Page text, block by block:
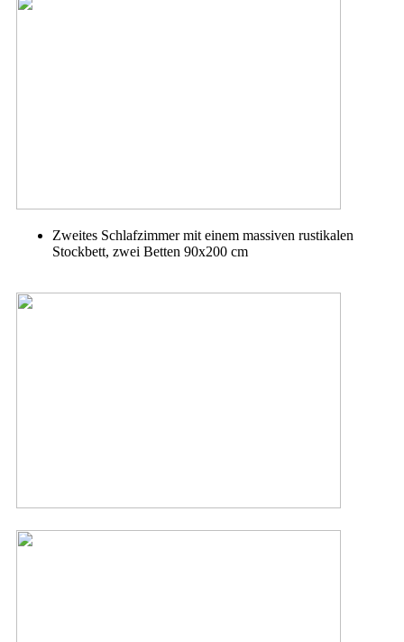
Zweites Schlafzimmer mit einem massiven rustikalen
Stockbett, zwei Betten 90x200 cm